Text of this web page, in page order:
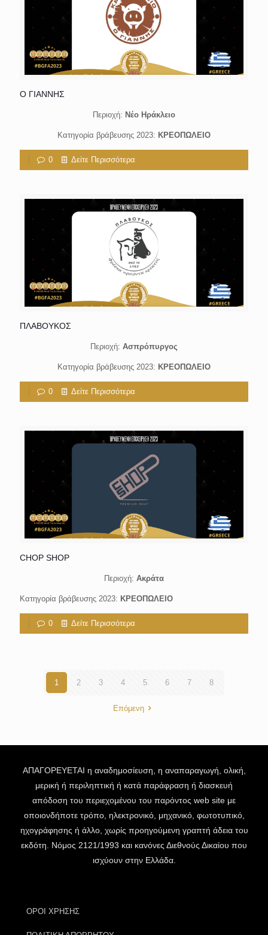
Ο ΓΙΑΝΝΗΣ
Περιοχή: Νέο Ηράκλειο
Κατηγορία βράβευσης 2023: ΚΡΕΟΠΩΛΕΙΟ
0 Δείτε Περισσότερα
ΠΛΑΒΟΥΚΟΣ
Περιοχή: Ασπρόπυργος
Κατηγορία βράβευσης 2023: ΚΡΕΟΠΩΛΕΙΟ
0 Δείτε Περισσότερα
CHOP SHOP
Περιοχή: Ακράτα
Κατηγορία βράβευσης 2023: ΚΡΕΟΠΩΛΕΙΟ
0 Δείτε Περισσότερα
1 2 3 4 5 6 7 8
Επόμενη
ΑΠΑΓΟΡΕΥΕΤΑΙ η αναδημοσίευση, η αναπαραγωγή, ολική,
μερική ή περιληπτική ή κατά παράφραση ή διασκευή
απόδοση του περιεχομένου του παρόντος web site με
οποιονδήποτε τρόπο, ηλεκτρονικό, μηχανικό, φωτοτυπικό,
ηχογράφησης ή άλλο, χωρίς προηγούμενη γραπτή άδεια του
εκδότη. Νόμος 2121/1993 και κανόνες Διεθνούς Δικαίου που
ισχύουν στην Ελλάδα.
ΟΡΟΙ ΧΡΗΣΗΣ